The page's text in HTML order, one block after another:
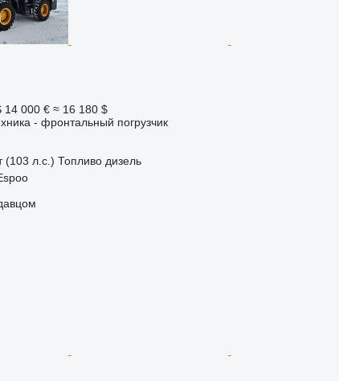
14 000 € ≈ 16 180 $
- фронтальный погрузчик
(103 л.с.) Топливо дизель